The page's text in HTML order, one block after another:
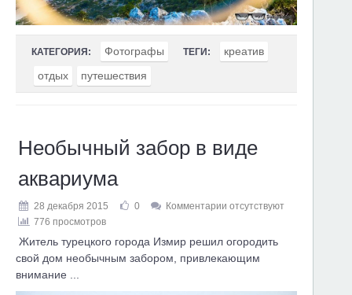
КАТЕГОРИЯ: Фотографы ТЕГИ:
креатив
отдых
путешествия
Необычный забор в виде
аквариума
28 декабря 2015 0
Комментарии отсутствуют
776 просмотров
Житель турецкого города Измир решил огородить
свой дом необычным забором, привлекающим
внимание ...